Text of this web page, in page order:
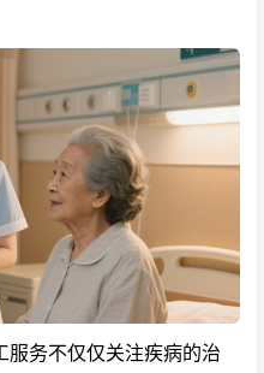
务不仅仅关注疾病的治